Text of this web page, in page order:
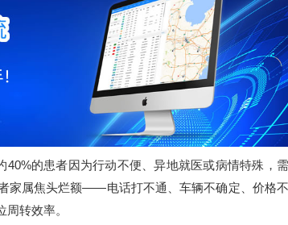
的患者因为行动不便、异地就医或病情特殊，
家属焦头烂额——电话打不通、车辆不确定、价格
转效率。